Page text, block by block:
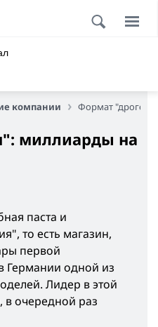
компании Формат
миллиарды на
паста и
то есть магазин,
первой
Германии одной из
Лидер в этой
в очередной раз